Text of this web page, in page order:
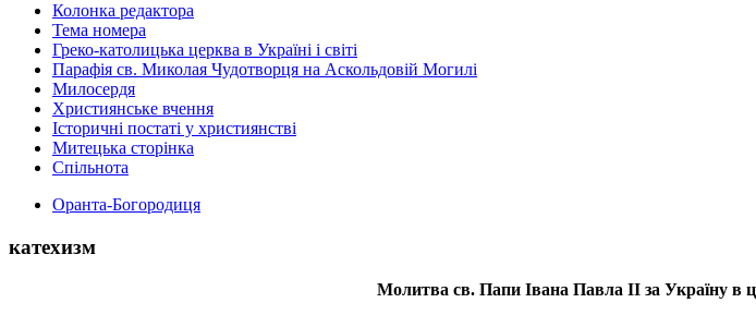
Колонка редактора
Тема номера
Греко-католицька церква в Україні і світі
Парафія св. Миколая Чудотворця на Аскольдовій Могилі
Милосердя
Християнське вчення
Історичні постаті у християнстві
Митецька сторінка
Спільнота
Оранта-Богородиця
катехизм
Молитва св. Папи Івана Павла ІІ за Україну в